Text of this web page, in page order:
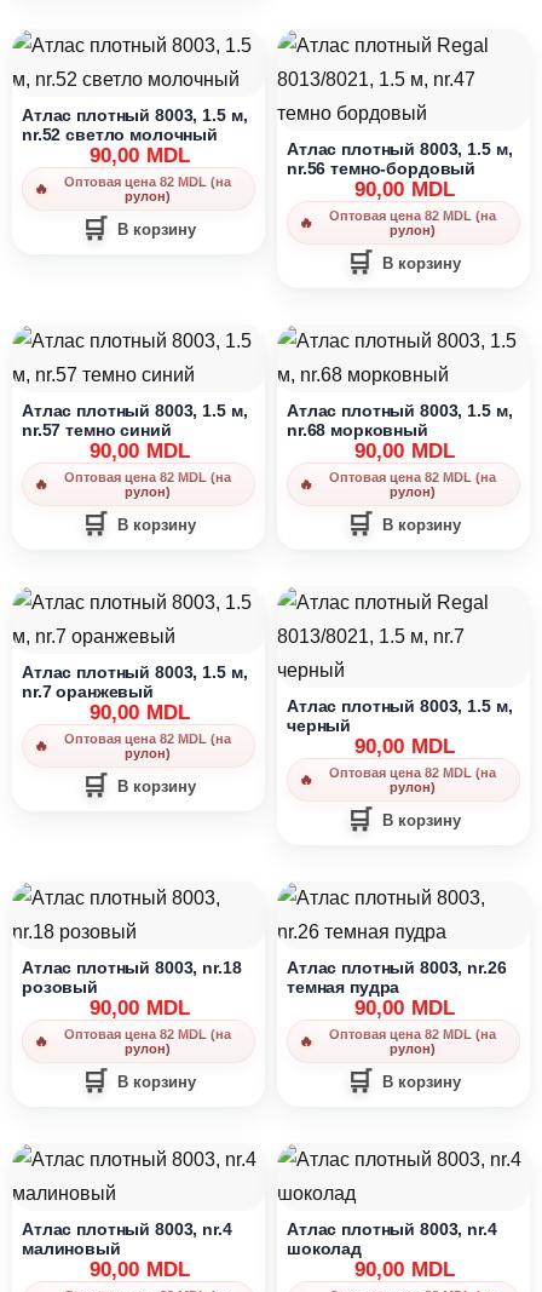
Атлас плотный 8003, 1.5 м,
nr.52 светло молочный
90,00 MDL
Оптовая цена 82 MDL (на
рулон)
В корзину
Атлас плотный 8003, 1.5 м,
nr.56 темно-бордовый
90,00 MDL
Оптовая цена 82 MDL (на
рулон)
В корзину
Атлас плотный 8003, 1.5 м,
nr.57 темно синий
90,00 MDL
Оптовая цена 82 MDL (на
рулон)
В корзину
Атлас плотный 8003, 1.5 м,
nr.68 морковный
90,00 MDL
Оптовая цена 82 MDL (на
рулон)
В корзину
Атлас плотный 8003, 1.5 м,
nr.7 оранжевый
90,00 MDL
Оптовая цена 82 MDL (на
рулон)
В корзину
Атлас плотный 8003, 1.5 м,
черный
90,00 MDL
Оптовая цена 82 MDL (на
рулон)
В корзину
Атлас плотный 8003, nr.18
розовый
90,00 MDL
Оптовая цена 82 MDL (на
рулон)
В корзину
Атлас плотный 8003, nr.26
темная пудра
90,00 MDL
Оптовая цена 82 MDL (на
рулон)
В корзину
Атлас плотный 8003, nr.4
малиновый
90,00 MDL
Атлас плотный 8003, nr.4
шоколад
90,00 MDL